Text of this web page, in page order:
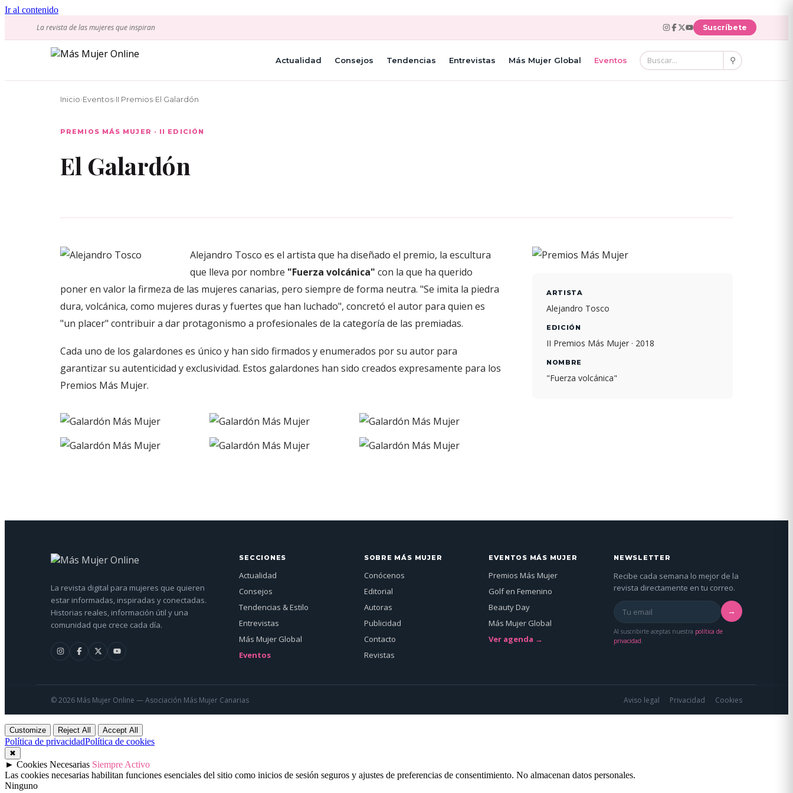
Ir al contenido
La revista de las mujeres que inspiran
Suscríbete
Actualidad Consejos Tendencias Entrevistas Más Mujer Global Eventos ⚲
Inicio›Eventos›II Premios›El Galardón
PREMIOS MÁS MUJER · II EDICIÓN
El Galardón
Alejandro Tosco es el artista que ha diseñado el premio, la escultura
que lleva por nombre "Fuerza volcánica" con la que ha querido
poner en valor la firmeza de las mujeres canarias, pero siempre de forma neutra. "Se imita la piedra
dura, volcánica, como mujeres duras y fuertes que han luchado", concretó el autor para quien es
"un placer" contribuir a dar protagonismo a profesionales de la categoría de las premiadas.
Cada uno de los galardones es único y han sido firmados y enumerados por su autor para
garantizar su autenticidad y exclusividad. Estos galardones han sido creados expresamente para los
Premios Más Mujer.
ARTISTA
Alejandro Tosco
EDICIÓN
II Premios Más Mujer · 2018
NOMBRE
"Fuerza volcánica"
La revista digital para mujeres que quieren
estar informadas, inspiradas y conectadas.
Historias reales, información útil y una
comunidad que crece cada día.
SECCIONES
Actualidad
Consejos
Tendencias & Estilo
Entrevistas
Más Mujer Global
Eventos
SOBRE MÁS MUJER
Conócenos
Editorial
Autoras
Publicidad
Contacto
Revistas
EVENTOS MÁS MUJER
Premios Más Mujer
Golf en Femenino
Beauty Day
Más Mujer Global
Ver agenda →
NEWSLETTER
Recibe cada semana lo mejor de la
revista directamente en tu correo.
→
Al suscribirte aceptas nuestra política de
privacidad
© 2026 Más Mujer Online — Asociación Más Mujer Canarias Aviso legal Privacidad Cookies
Customize Reject All Accept All
Política de privacidadPolítica de cookies
✖
► Cookies Necesarias Siempre Activo
Las cookies necesarias habilitan funciones esenciales del sitio como inicios de sesión seguros y ajustes de preferencias de consentimiento. No almacenan datos personales.
Ninguno